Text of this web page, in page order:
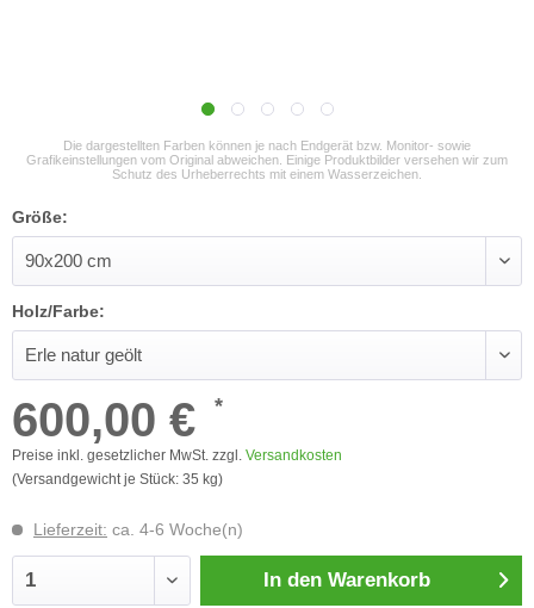
Die dargestellten Farben können je nach Endgerät bzw. Monitor- sowie
Grafikeinstellungen vom Original abweichen. Einige Produktbilder versehen wir zum
Schutz des Urheberrechts mit einem Wasserzeichen.
Größe:
Holz/Farbe:
600,00 € *
Preise inkl. gesetzlicher MwSt. zzgl. Versandkosten
(Versandgewicht je Stück: 35 kg)
Lieferzeit: ca. 4-6 Woche(n)
In den Warenkorb